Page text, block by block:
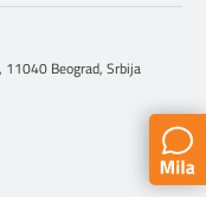
11040 Beograd, Srbija